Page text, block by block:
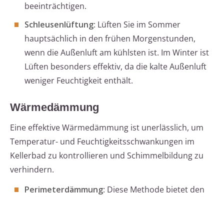
beeinträchtigen.
Schleusenlüftung: Lüften Sie im Sommer
hauptsächlich in den frühen Morgenstunden,
wenn die Außenluft am kühlsten ist. Im Winter ist
Lüften besonders effektiv, da die kalte Außenluft
weniger Feuchtigkeit enthält.
Wärmedämmung
Eine effektive Wärmedämmung ist unerlässlich, um
Temperatur- und Feuchtigkeitsschwankungen im
Kellerbad zu kontrollieren und Schimmelbildung zu
verhindern.
Perimeterdämmung: Diese Methode bietet den